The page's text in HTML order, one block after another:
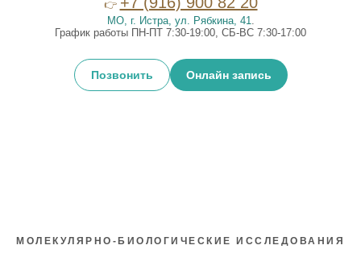
👉
МО, г. Истра, ул. Рябкина, 41.
График работы ПН-ПТ 7:30-19:00, СБ-ВС 7:30-17:00
Позвонить Онлайн запись
МОЛЕКУЛЯРНО-БИОЛОГИЧЕСКИЕ ИССЛЕДОВАНИЯ